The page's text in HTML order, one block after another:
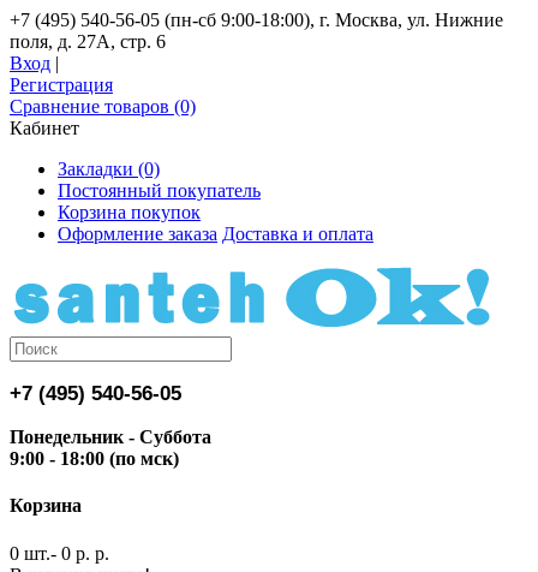
+7 (495) 540-56-05 (пн-сб 9:00-18:00), г. Москва, ул. Нижние
поля, д. 27А, стр. 6
Вход |
Регистрация
Сравнение товаров (0)
Кабинет
Закладки (0)
Постоянный покупатель
Корзина покупок
Оформление заказа Доставка и оплата
+7 (495) 540-56-05
Понедельник - Суббота
9:00 - 18:00 (по мск)
Корзина
0 шт.- 0 р. р.